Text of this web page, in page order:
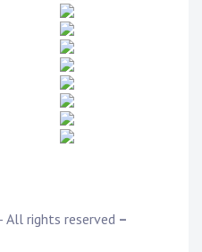
All rights reserved –